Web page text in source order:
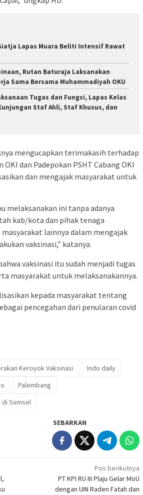
Lapas Muara Beliti Intensif Rawat
Rutan Baturaja Laksanakan
Sama Bersama Muhammadiyah OKU
Tugas dan Fungsi, Lapas Kelas
Staf Ahli, Staf Khusus, dan
mengucapkan terimakasih terhadap
dan Padepokan PSHT Cabang OKI
dan mengajak masyarakat untuk
melaksanakan ini tanpa adanya
kab/kota dan pihak tenaga
lainnya dalam mengajak
vaksinasi,” katanya.
vaksinasi itu sudah menjadi tugas
masyarakat untuk melaksanakannya.
kepada masyarakat tentang
pencegahan dari penularan covid
Keroyok Vaksinasi
Indo daily
Palembang
Sumsel
SEBARKAN
Pos berikutnya
PT KPI RU III Plaju Gelar MoU
dengan UIN Raden Fatah dan